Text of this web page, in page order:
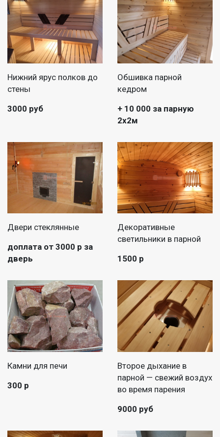
Нижний ярус полков до
стены
3000 руб
Обшивка парной
кедром
+ 10 000 за парную
2х2м
Двери стеклянные
доплата от 3000 р за
дверь
Декоративные
светильники в парной
1500 р
Камни для печи
300 р
Второе дыхание в
парной — свежий воздух
во время парения
9000 руб